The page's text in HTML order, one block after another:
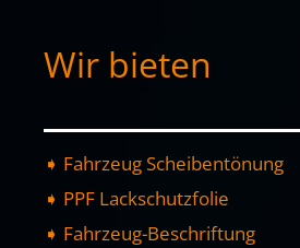
Wir bieten
➧ Fahrzeug Scheibentönung
➧ PPF Lackschutzfolie
➧ Fahrzeug-Beschriftung